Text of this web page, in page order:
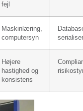
fejl
Maskinlæring,
computersyn
Højere
hastighed og
konsistens